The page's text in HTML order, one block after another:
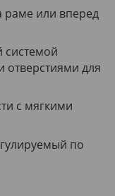
раме или вперед
отверстиями для
с мягкими
по